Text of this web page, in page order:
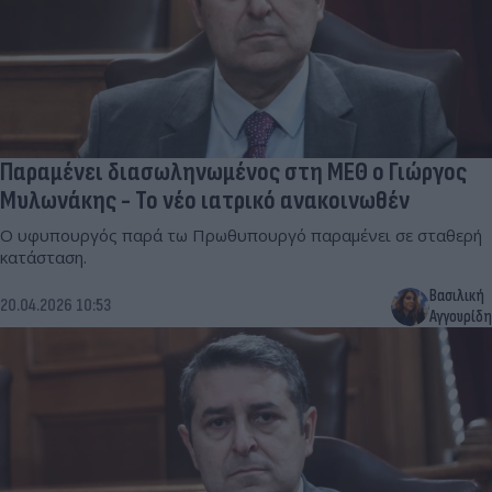
Παραμένει διασωληνωμένος στη ΜΕΘ ο Γιώργος
Μυλωνάκης - Το νέο ιατρικό ανακοινωθέν
Ο υφυπουργός παρά τω Πρωθυπουργό παραμένει σε σταθερή
κατάσταση.
20.04.2026 10:53
Βασιλική
Αγγουρίδη